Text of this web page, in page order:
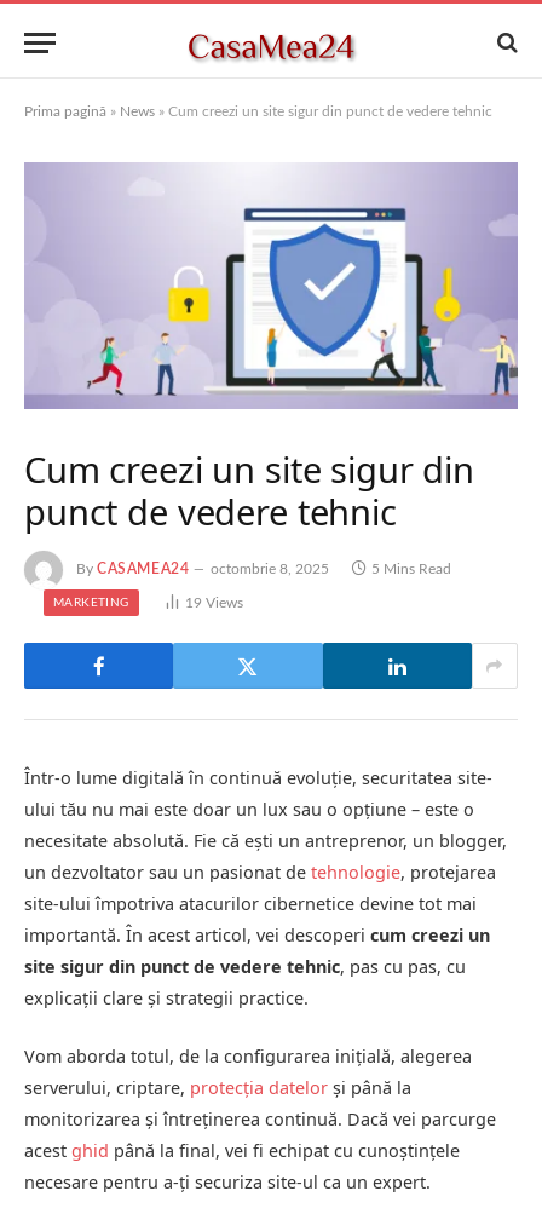
Prima pagină » News » Cum creezi un site sigur din punct de vedere tehnic
Cum creezi un site sigur din
punct de vedere tehnic
By CASAMEA24 octombrie 8, 2025 5 Mins Read
MARKETING 19 Views
Într-o lume digitală în continuă evoluție, securitatea site-
ului tău nu mai este doar un lux sau o opțiune – este o
necesitate absolută. Fie că ești un antreprenor, un blogger,
un dezvoltator sau un pasionat de tehnologie, protejarea
site-ului împotriva atacurilor cibernetice devine tot mai
importantă. În acest articol, vei descoperi cum creezi un
site sigur din punct de vedere tehnic, pas cu pas, cu
explicații clare și strategii practice.
Vom aborda totul, de la configurarea inițială, alegerea
serverului, criptare, protecția datelor și până la
monitorizarea și întreținerea continuă. Dacă vei parcurge
acest ghid până la final, vei fi echipat cu cunoștințele
necesare pentru a-ți securiza site-ul ca un expert.